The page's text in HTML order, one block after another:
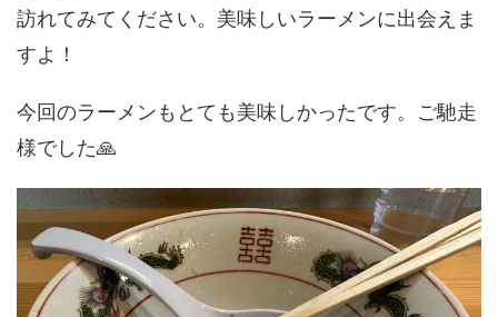
訪れてみてください。美味しいラーメンに出会えま
すよ！
今回のラーメンもとても美味しかったです。ご馳走
様でした🙏